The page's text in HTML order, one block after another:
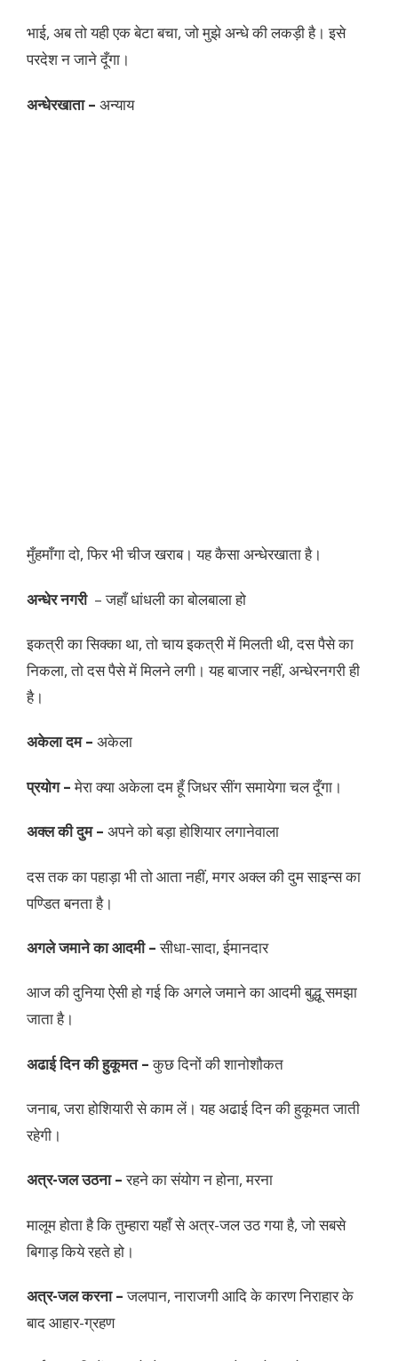
भाई, अब तो यही एक बेटा बचा, जो मुझे अन्धे की लकड़ी है। इसे
परदेश न जाने दूँगा।
अन्धेरखाता – अन्याय
मुँहमाँगा दो, फिर भी चीज खराब। यह कैसा अन्धेरखाता है।
अन्धेर नगरी– जहाँ धांधली का बोलबाला हो
इकत्री का सिक्का था, तो चाय इकत्री में मिलती थी, दस पैसे का
निकला, तो दस पैसे में मिलने लगी। यह बाजार नहीं, अन्धेरनगरी ही
है।
अकेला दम – अकेला
प्रयोग –मेरा क्या अकेला दम हूँ जिधर सींग समायेगा चल दूँगा।
अक्ल की दुम – अपने को बड़ा होशियार लगानेवाला
दस तक का पहाड़ा भी तो आता नहीं, मगर अक्ल की दुम साइन्स का
पण्डित बनता है।
अगले जमाने का आदमी –सीधा-सादा, ईमानदार
आज की दुनिया ऐसी हो गई कि अगले जमाने का आदमी बुद्धू समझा
जाता है।
अढाई दिन की हुकूमत –कुछ दिनों की शानोशौकत
जनाब, जरा होशियारी से काम लें। यह अढाई दिन की हुकूमत जाती
रहेगी।
अत्र-जल उठना –रहने का संयोग न होना, मरना
मालूम होता है कि तुम्हारा यहाँ से अत्र-जल उठ गया है, जो सबसे
बिगाड़ किये रहते हो।
अत्र-जल करना –जलपान, नाराजगी आदि के कारण निराहार के
बाद आहार-ग्रहण